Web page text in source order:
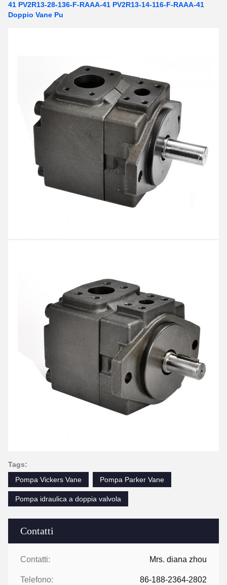
Contatti
Contatti: Mrs. diana zhou
Telefono: 86-188-2364-2802
41 PV2R13-28-136-F-RAAA-41 PV2R13-14-116-F-RAAA-41
Doppio Vane Pu
Tags:
Pompa Vickers Vane
Pompa Parker Vane
Pompa idraulica a doppia valvola